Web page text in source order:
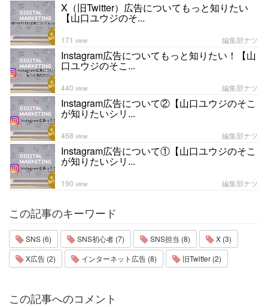
X（旧Twitter）広告についてもっと知りたい
【山口ユウジのそ...
編集部ナツ
171 view
Instagram広告についてもっと知りたい！【山
口ユウジのそこ...
編集部ナツ
440 view
Instagram広告について②【山口ユウジのそこ
が知りたいシリ...
編集部ナツ
468 view
Instagram広告について①【山口ユウジのそこ
が知りたいシリ...
編集部ナツ
190 view
この記事のキーワード
SNS (6) SNS初心者 (7) SNS担当 (8)
X (3)
X広告 (2)
インターネット広告 (8) 旧Twitter (2)
この記事へのコメント